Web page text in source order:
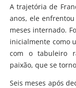
A trajetória de
anos, ele
meses internado.
inicialmente como
com o tabuleiro
paixão, que se
Seis meses após